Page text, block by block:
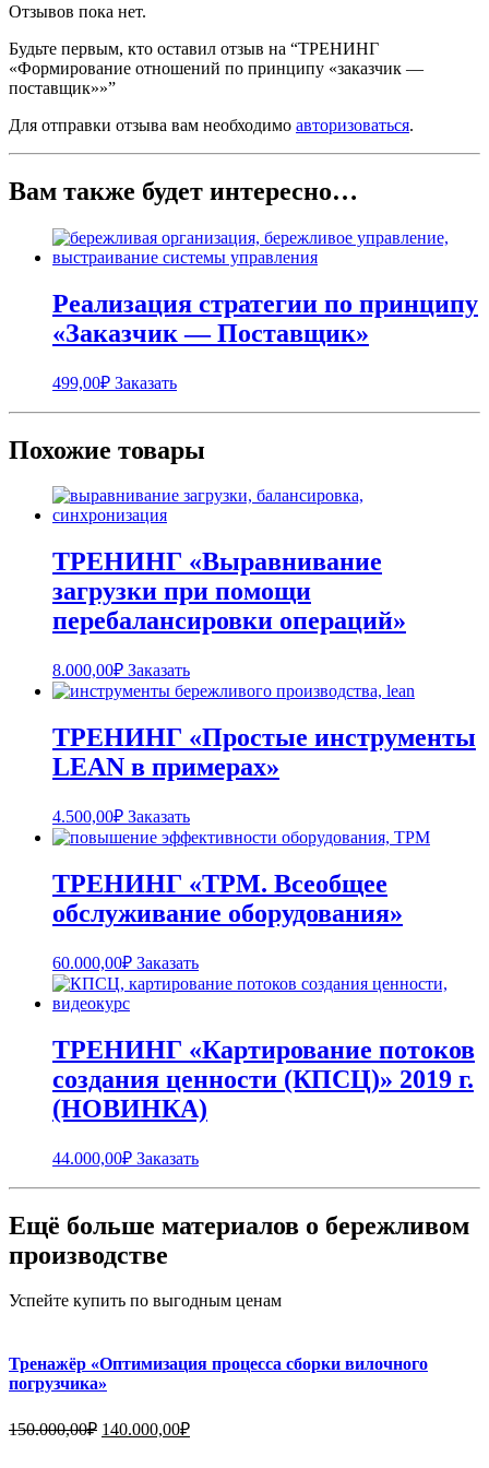
Отзывов пока нет.
Будьте первым, кто оставил отзыв на “ТРЕНИНГ
«Формирование отношений по принципу «заказчик —
поставщик»»”
Для отправки отзыва вам необходимо авторизоваться.
Вам также будет интересно…
Реализация стратегии по принципу
«Заказчик — Поставщик»
499,00₽ Заказать
Похожие товары
ТРЕНИНГ «Выравнивание
загрузки при помощи
перебалансировки операций»
8.000,00₽ Заказать
ТРЕНИНГ «Простые инструменты
LEAN в примерах»
4.500,00₽ Заказать
ТРЕНИНГ «TPM. Всеобщее
обслуживание оборудования»
60.000,00₽ Заказать
ТРЕНИНГ «Картирование потоков
создания ценности (КПСЦ)» 2019 г.
(НОВИНКА)
44.000,00₽ Заказать
Ещё больше материалов о бережливом
производстве
Успейте купить по выгодным ценам
Тренажёр «Оптимизация процесса сборки вилочного
погрузчика»
150.000,00₽ Первоначальная
140.000,00₽Текущая